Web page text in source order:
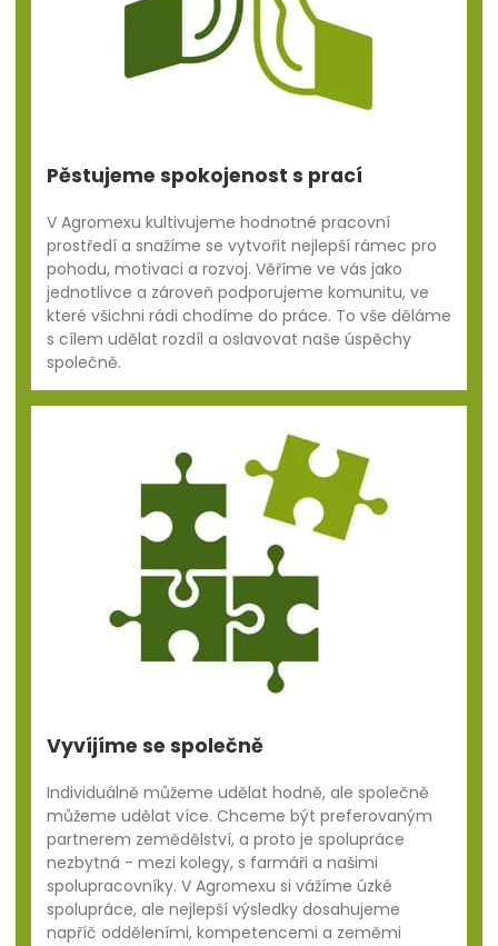
Pěstujeme spokojenost s prací
V Agromexu kultivujeme hodnotné pracovní
prostředí a snažíme se vytvořit nejlepší rámec pro
pohodu, motivaci a rozvoj. Věříme ve vás jako
jednotlivce a zároveň podporujeme komunitu, ve
které všichni rádi chodíme do práce. To vše děláme
s cílem udělat rozdíl a oslavovat naše úspěchy
společně.
Vyvíjíme se společně
Individuálně můžeme udělat hodně, ale společně
můžeme udělat více. Chceme být preferovaným
partnerem zemědělství, a proto je spolupráce
nezbytná - mezi kolegy, s farmáři a našimi
spolupracovníky. V Agromexu si vážíme úzké
spolupráce, ale nejlepší výsledky dosahujeme
napříč odděleními, kompetencemi a zeměmi